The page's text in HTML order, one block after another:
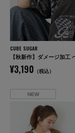
CUBE SUGAR
¥3,190 （税込）
NEW